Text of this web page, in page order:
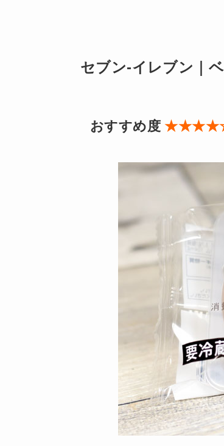
セブン-イレブン｜
おすすめ度